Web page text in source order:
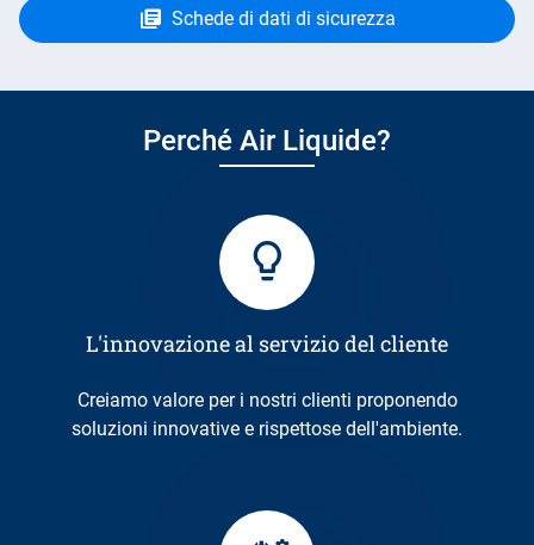
Schede di dati di sicurezza
Perché Air Liquide?
L'innovazione al servizio del cliente
Creiamo valore per i nostri clienti proponendo
soluzioni innovative e rispettose dell'ambiente.